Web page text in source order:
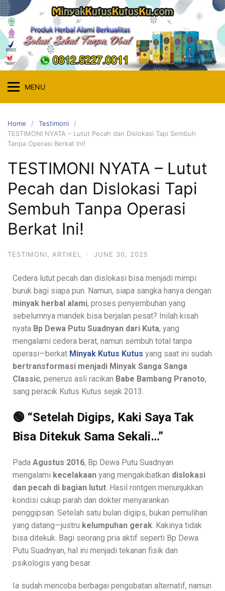
MENU
Home
Testimoni
TESTIMONI NYATA – Lutut Pecah dan Dislokasi Tapi Sembuh
Tanpa Operasi Berkat Ini!
TESTIMONI NYATA – Lutut
Pecah dan Dislokasi Tapi
Sembuh Tanpa Operasi
Berkat Ini!
TESTIMONI ARTIKEL · JUNE 30, 2025
Cedera lutut pecah dan dislokasi bisa menjadi mimpi
buruk bagi siapa pun. Namun, siapa sangka hanya dengan
minyak herbal alami, proses penyembuhan yang
sebelumnya mandek bisa berjalan pesat? Inilah kisah
nyata Bp Dewa Putu Suadnyan dari Kuta, yang
mengalami cedera berat, namun sembuh total tanpa
operasi—berkat Minyak Kutus Kutus yang saat ini sudah
bertransformasi menjadi Minyak Sanga Sanga
Classic, penerus asli racikan Babe Bambang Pranoto,
sang peracik Kutus Kutus sejak 2013.
🟢 “Setelah Digips, Kaki Saya Tak
Bisa Ditekuk Sama Sekali…”
Pada Agustus 2016, Bp Dewa Putu Suadnyan
mengalami kecelakaan yang mengakibatkan dislokasi
dan pecah di bagian lutut. Hasil rontgen menunjukkan
kondisi cukup parah dan dokter menyarankan
penggipsan. Setelah satu bulan digips, bukan pemulihan
yang datang—justru kelumpuhan gerak. Kakinya tidak
bisa ditekuk. Bagi seorang pria aktif seperti Bp Dewa
Putu Suadnyan, hal ini menjadi tekanan fisik dan
psikologis yang besar.
Ia sudah mencoba berbagai pengobatan alternatif, namun